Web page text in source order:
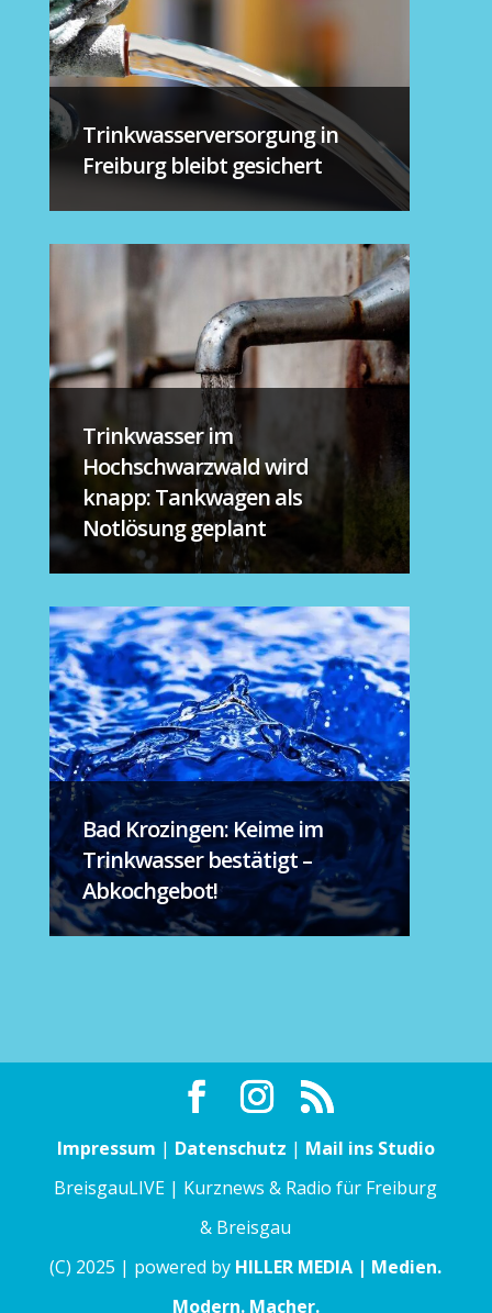
Trinkwasserversorgung in
Freiburg bleibt gesichert
Trinkwasser im
Hochschwarzwald wird
knapp: Tankwagen als
Notlösung geplant
Bad Krozingen: Keime im
Trinkwasser bestätigt –
Abkochgebot!
Impressum | Datenschutz | Mail ins Studio
BreisgauLIVE | Kurznews & Radio für Freiburg
& Breisgau
(C) 2025 | powered by HILLER MEDIA | Medien.
Modern. Macher.